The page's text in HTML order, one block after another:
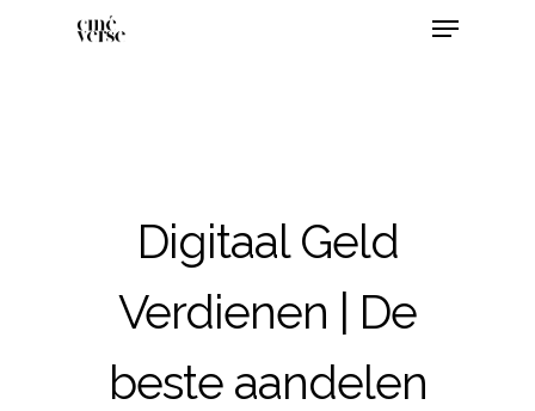
Digitaal Geld
Verdienen | De
beste aandelen